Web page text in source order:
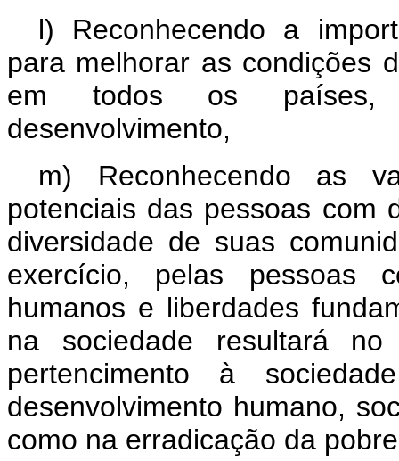
l) Reconhecendo a
para melhorar as condições
em todos os países,
desenvolvimento,
m) Reconhecendo as
potenciais das pessoas com
diversidade de suas
exercício, pelas pessoas
humanos e liberdades
na sociedade resultará
pertencimento à
desenvolvimento humano,
como na erradicação da